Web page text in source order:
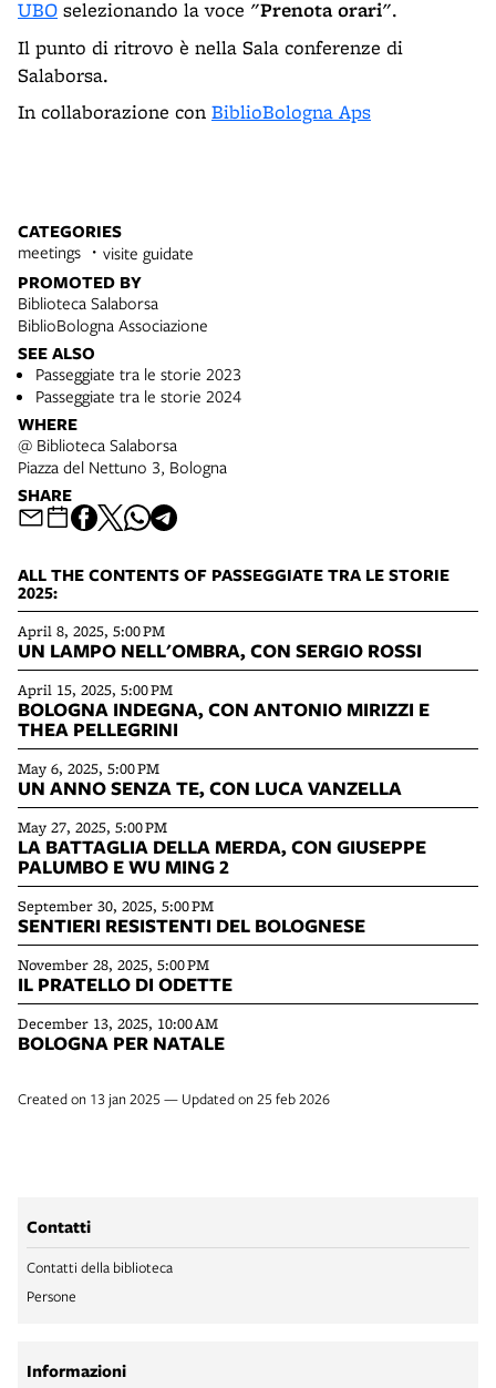
UBO selezionando la voce "Prenota orari".
Il punto di ritrovo è nella Sala conferenze di
Salaborsa.
In collaborazione con BiblioBologna Aps
CATEGORIES
meetings visite guidate
PROMOTED BY
Biblioteca Salaborsa
BiblioBologna Associazione
SEE ALSO
Passeggiate tra le storie 2023
Passeggiate tra le storie 2024
WHERE
@ Biblioteca Salaborsa
Piazza del Nettuno 3, Bologna
SHARE
ALL THE CONTENTS OF PASSEGGIATE TRA LE STORIE
2025:
April 8, 2025, 5:00 PM
UN LAMPO NELL'OMBRA, CON SERGIO ROSSI
April 15, 2025, 5:00 PM
BOLOGNA INDEGNA, CON ANTONIO MIRIZZI E
THEA PELLEGRINI
May 6, 2025, 5:00 PM
UN ANNO SENZA TE, CON LUCA VANZELLA
May 27, 2025, 5:00 PM
LA BATTAGLIA DELLA MERDA, CON GIUSEPPE
PALUMBO E WU MING 2
September 30, 2025, 5:00 PM
SENTIERI RESISTENTI DEL BOLOGNESE
November 28, 2025, 5:00 PM
IL PRATELLO DI ODETTE
December 13, 2025, 10:00 AM
BOLOGNA PER NATALE
Created on 13 jan 2025 — Updated on 25 feb 2026
Contatti
Contatti della biblioteca
Persone
Informazioni